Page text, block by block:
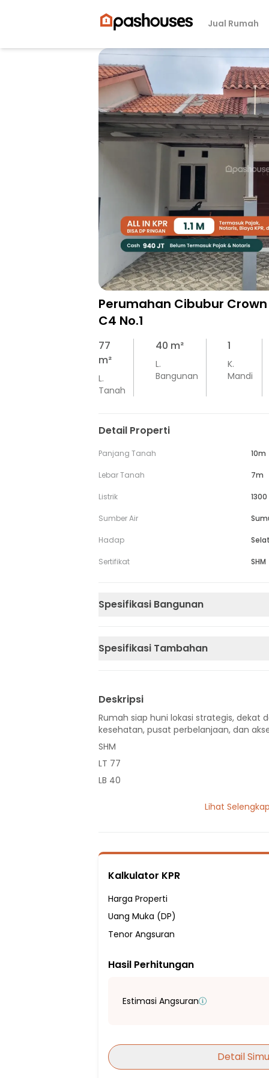
Jual Rumah
Perumahan Cibubur
C4 No.1
77
m²
L.
Tanah
40 m²
L.
Bangunan
1
K.
Mandi
Detail Properti
Panjang Tanah 10m
Lebar Tanah 7m
Listrik
Sumber Air
Hadap
Sertifikat SHM
Spesifikasi Bangunan
Spesifikasi Tambahan
Deskripsi
Rumah siap huni lokasi strategis, dekat
kesehatan, pusat perbelanjaan, dan
SHM
LT 77
LB 40
Hadap Selatan
Fasilitas Sekitar Hunian:
16 Menit ke SD Negeri Pekayon 18 Pagi
23 Menit ke SD Negeri Mekarsari 6
5 Menit ke SMP Negeri 23 Depok
20 Menit ke SMP NEGERI 91 Jakarta Timur
19 Menit ke SMA Negeri 58 Jakarta
20 Menit ke SMA Negeri 13 Depok
Lihat
Kalkulator KPR
Harga Properti
Uang Muka (DP)
Tenor Angsuran
Hasil Perhitungan
Estimasi Angsuran
Detail